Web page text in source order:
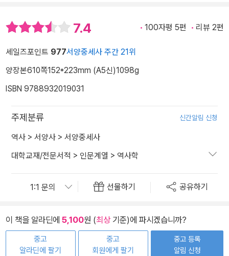
7.4 100자평 5편 리뷰 2편
세일즈포인트 977서양중세사 주간 21위
양장본610쪽152*223mm (A5신)1098g
ISBN 9788932019031
주제분류 신간알림 신청
역사 > 서양사 > 서양중세사
대학교재/전문서적 > 인문계열 > 역사학
선물하기 공유하기
이 책을 알라딘에 5,100원 (최상기준)에 파시겠습니까?
중고
알라딘에 팔기
중고
회원에게 팔기
중고 등록
알림 신청